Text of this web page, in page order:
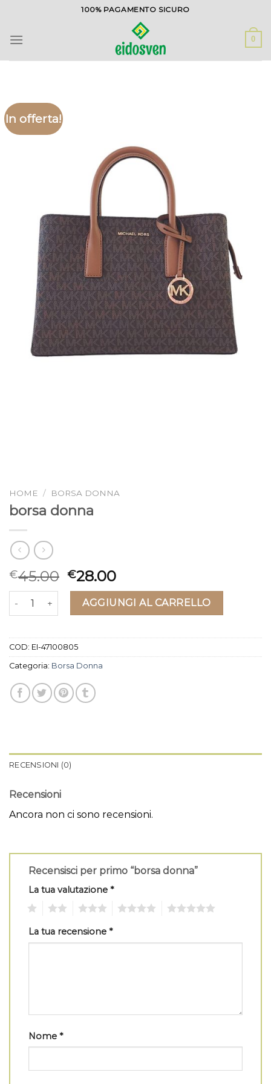
contenuti
100% PAGAMENTO SICURO
0
In offerta!
HOME / BORSA DONNA
borsa donna
€45.00 €28.00
borsa donna quantitàAGGIUNGI AL CARRELLO
COD: EI-47100805
Categoria: Borsa Donna
RECENSIONI (0)
Recensioni
Ancora non ci sono recensioni.
Recensisci per primo “borsa donna”
La tua valutazione *
La tua recensione *
Nome *